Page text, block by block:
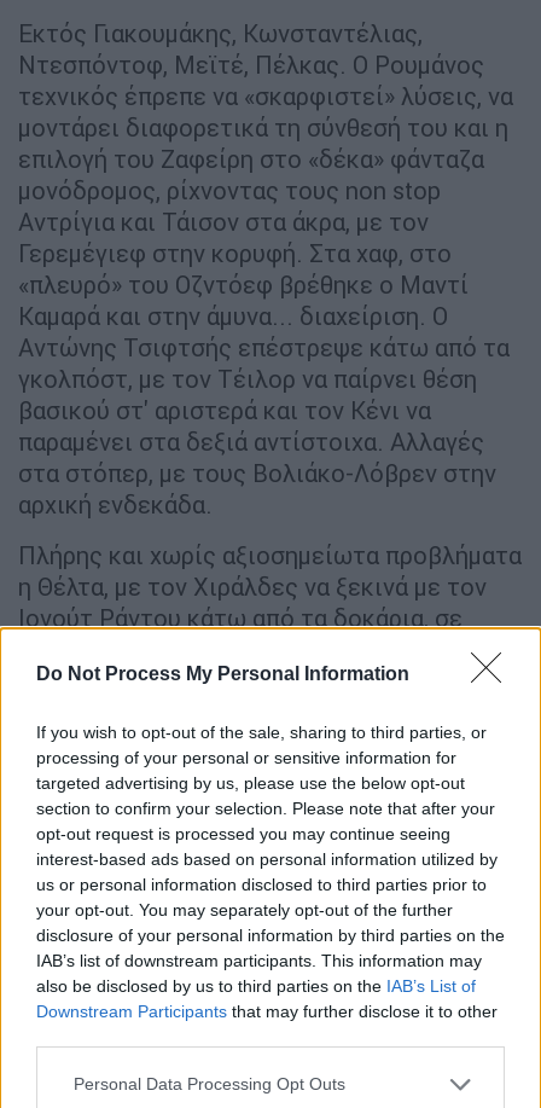
Do Not Process My Personal Information
If you wish to opt-out of the sale, sharing to third parties, or
processing of your personal or sensitive information for
targeted advertising by us, please use the below opt-out
section to confirm your selection. Please note that after your
opt-out request is processed you may continue seeing
interest-based ads based on personal information utilized by
us or personal information disclosed to third parties prior to
your opt-out. You may separately opt-out of the further
disclosure of your personal information by third parties on the
IAB’s list of downstream participants. This information may
also be disclosed by us to third parties on the IAB’s List of
Downstream Participants that may further disclose it to other
Please note that this website/app uses one or more Google
Personal Data Processing Opt Outs
Εκτός Γιακουμάκης, Κωνσταντέλιας,
Ντεσπόντοφ, Μεϊτέ, Πέλκας. Ο Ρουμάνος
τεχνικός έπρεπε να «σκαρφιστεί» λύσεις, να
μοντάρει διαφορετικά τη σύνθεσή του και η
επιλογή του Ζαφείρη στο «δέκα» φάνταζα
μονόδρομος, ρίχνοντας τους non stop
Αντρίγια και Τάισον στα άκρα, με τον
Γερεμέγιεφ στην κορυφή. Στα χαφ, στο
«πλευρό» του Οζντόεφ βρέθηκε ο Μαντί
Καμαρά και στην άμυνα... διαχείριση. Ο
Αντώνης Τσιφτσής επέστρεψε κάτω από τα
γκολπόστ, με τον Τέιλορ να παίρνει θέση
βασικού στ' αριστερά και τον Κένι να
παραμένει στα δεξιά αντίστοιχα. Αλλαγές
στα στόπερ, με τους Βολιάκο-Λόβρεν στην
αρχική ενδεκάδα.
Πλήρης και χωρίς αξιοσημείωτα προβλήματα
η Θέλτα, με τον Χιράλδες να ξεκινά με τον
Ιονούτ Ράντου κάτω από τα δοκάρια, σε
Στάρφελτ και Αλόνσο στα στόπερ. Δίδυμο
Μινγκέθα ανέλαβε την αριστερή πλευρά, με
τον Καρέιρα αντίστοιχα στα δεξιά. Ο Μπόρχα
Ιγκλέσιας αγωνίστηκε στην κορυφή της
επίθεσης, με τους Άσπας και Σβέντμπεργκ να
κινούνται στα «φτερά».
Στην καθιερωμένη συνέντευξη Τύπου πριν
το ματς, ο Κλαούντιο Χιράλδες... αρνήθηκε
το ρόλο του φαβορί, αλλά τα δεδομένα
έδειχναν Θέλτα βάσει των προβλημάτων που
αντιμετώπιζε ο ΠΑΟΚ. Ένας ΠΑΟΚ που
φάνηκε με τη σέντρα της αναμέτρησης, να